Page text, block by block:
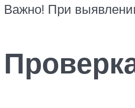
Важно! При